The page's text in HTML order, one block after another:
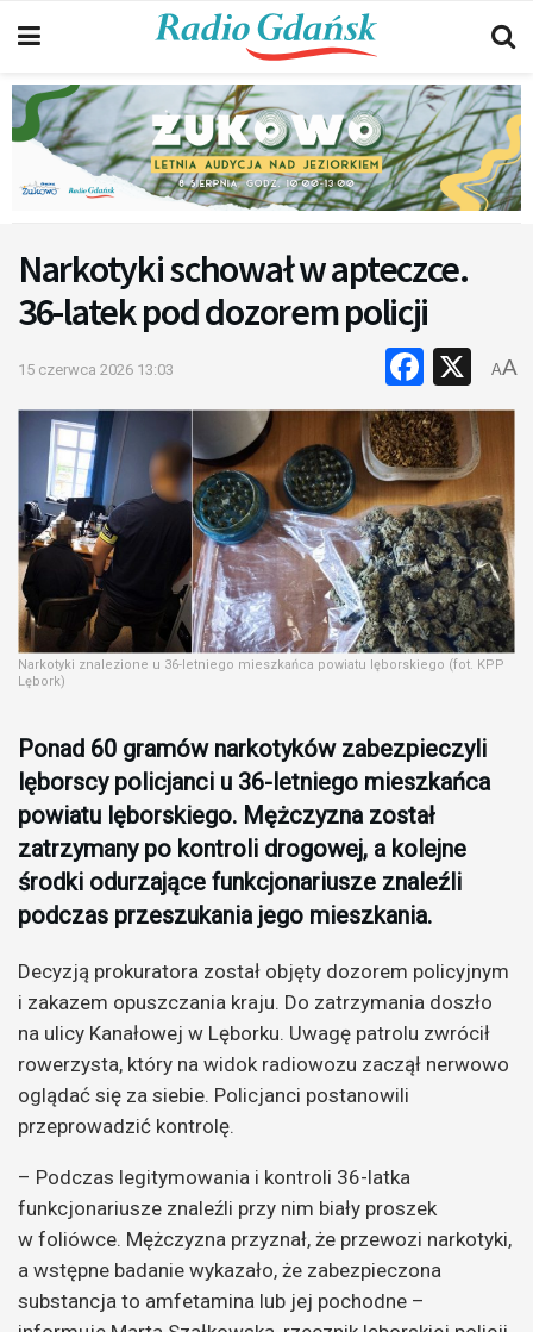
Narkotyki schował w apteczce.
36-latek pod dozorem policji
15 czerwca 2026 13:03 X
AA
Narkotyki znalezione u 36-letniego mieszkańca powiatu lęborskiego (fot. KPP
Lębork)
Ponad 60 gramów narkotyków zabezpieczyli
lęborscy policjanci u 36-letniego mieszkańca
powiatu lęborskiego. Mężczyzna został
zatrzymany po kontroli drogowej, a kolejne
środki odurzające funkcjonariusze znaleźli
podczas przeszukania jego mieszkania.
Decyzją prokuratora został objęty dozorem policyjnym
i zakazem opuszczania kraju. Do zatrzymania doszło
na ulicy Kanałowej w Lęborku. Uwagę patrolu zwrócił
rowerzysta, który na widok radiowozu zaczął nerwowo
oglądać się za siebie. Policjanci postanowili
przeprowadzić kontrolę.
– Podczas legitymowania i kontroli 36-latka
funkcjonariusze znaleźli przy nim biały proszek
w foliówce. Mężczyzna przyznał, że przewozi narkotyki,
a wstępne badanie wykazało, że zabezpieczona
substancja to amfetamina lub jej pochodne –